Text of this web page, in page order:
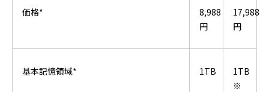
価格*
8,988
円
17,988
円
基本記憶領域* 1TB
1TB
※